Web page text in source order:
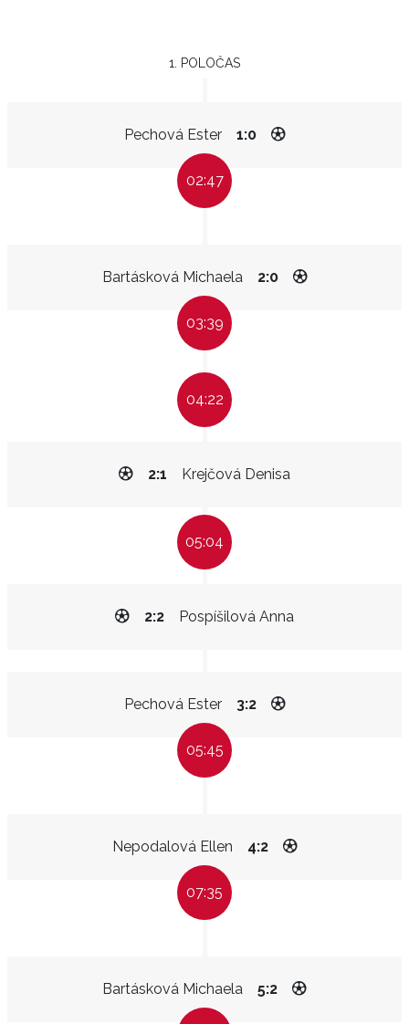
1. POLOČAS
Pechová Ester 1:0
02:47
Bartásková Michaela 2:0
03:39
04:22
Krejčová Denisa
2:1
05:04
Pospíšilová Anna
2:2
Pechová Ester 3:2
05:45
Nepodalová Ellen 4:2
07:35
Bartásková Michaela 5:2